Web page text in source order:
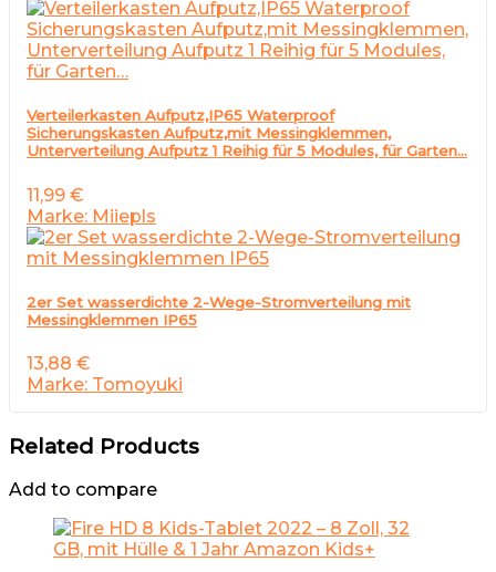
Verteilerkasten Aufputz,IP65 Waterproof
Sicherungskasten Aufputz,mit Messingklemmen,
Unterverteilung Aufputz 1 Reihig für 5 Modules, für Garten…
11,99 €
Marke: Miiepls
2er Set wasserdichte 2-Wege-Stromverteilung mit
Messingklemmen IP65
13,88 €
Marke: Tomoyuki
Related Products
Add to compare